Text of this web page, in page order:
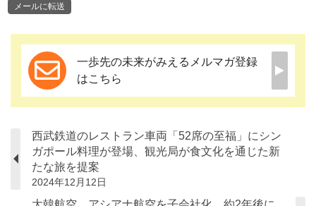
メールに転送
一歩先の未来がみえるメルマガ登録
はこちら
西武鉄道のレストラン車両「52席の至福」にシン
ガポール料理が登場、観光局が食文化を通じた新
たな旅を提案
2024年12月12日